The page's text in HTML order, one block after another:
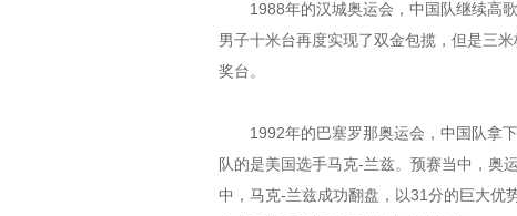
1988年的汉城奥运会，中国队继续高歌
男子十米台再度实现了双金包揽，但是三
奖台。
1992年的巴塞罗那奥运会，中国队拿下
队的是美国选手马克-兰兹。预赛当中，奥
中，马克-兰兹成功翻盘，以31分的巨大优